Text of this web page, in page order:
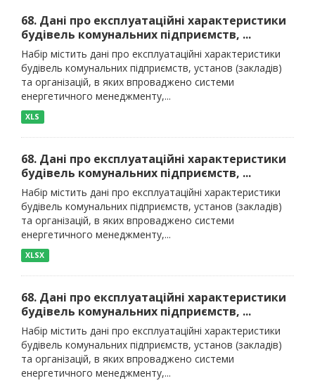
68. Дані про експлуатаційні характеристики
будівель комунальних підприємств, ...
Набір містить дані про експлуатаційні характеристики
будівель комунальних підприємств, установ (закладів)
та організацій, в яких впроваджено системи
енергетичного менеджменту,...
XLS
68. Дані про експлуатаційні характеристики
будівель комунальних підприємств, ...
Набір містить дані про експлуатаційні характеристики
будівель комунальних підприємств, установ (закладів)
та організацій, в яких впроваджено системи
енергетичного менеджменту,...
XLSX
68. Дані про експлуатаційні характеристики
будівель комунальних підприємств, ...
Набір містить дані про експлуатаційні характеристики
будівель комунальних підприємств, установ (закладів)
та організацій, в яких впроваджено системи
енергетичного менеджменту,...